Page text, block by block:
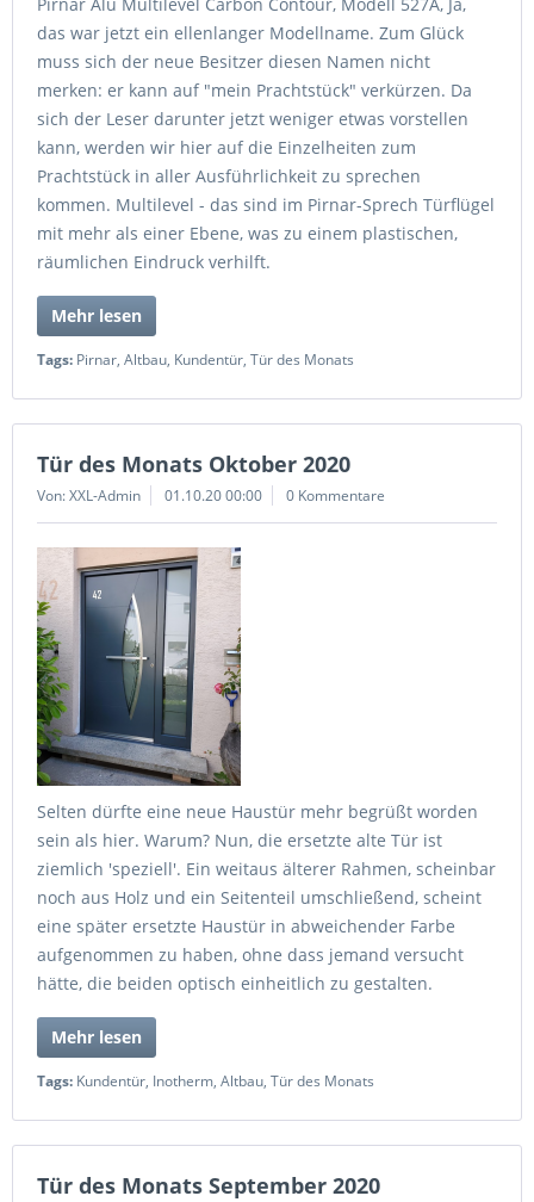
das war jetzt ein ellenlanger Modellname. Zum Glück
muss sich der neue Besitzer diesen Namen nicht
merken: er kann auf "mein Prachtstück" verkürzen. Da
sich der Leser darunter jetzt weniger etwas vorstellen
kann, werden wir hier auf die Einzelheiten zum
Prachtstück in aller Ausführlichkeit zu sprechen
kommen. Multilevel - das sind im Pirnar-Sprech Türflügel
mit mehr als einer Ebene, was zu einem plastischen,
räumlichen Eindruck verhilft.
Mehr lesen
Tags: Pirnar, Altbau, Kundentür, Tür des Monats
Tür des Monats Oktober 2020
Von: XXL-Admin 01.10.20 00:00 0 Kommentare
Selten dürfte eine neue Haustür mehr begrüßt worden
sein als hier. Warum? Nun, die ersetzte alte Tür ist
ziemlich 'speziell'. Ein weitaus älterer Rahmen, scheinbar
noch aus Holz und ein Seitenteil umschließend, scheint
eine später ersetzte Haustür in abweichender Farbe
aufgenommen zu haben, ohne dass jemand versucht
hätte, die beiden optisch einheitlich zu gestalten.
Mehr lesen
Tags: Kundentür, Inotherm, Altbau, Tür des Monats
Tür des Monats September 2020